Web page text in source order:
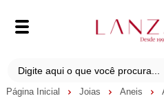
Página Inicial Joias Aneis